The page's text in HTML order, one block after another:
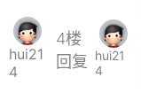
hui21
4
4楼
回复 hui21
4